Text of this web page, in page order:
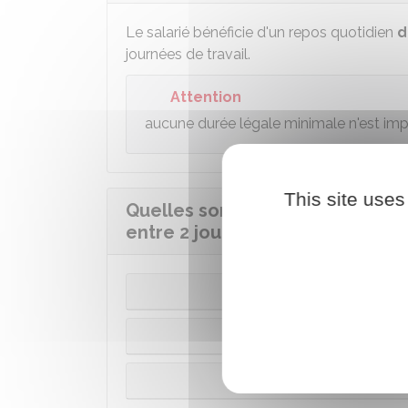
Le salarié bénéficie d'un repos quotidien
journées de travail.
Attention
aucune durée légale minimale n'est
Quelles sont les dérogations
entre 2 journées de travail ?
This site